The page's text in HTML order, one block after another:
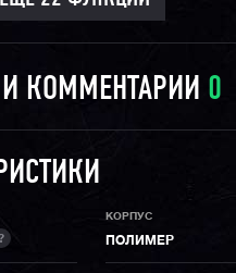
КОММЕНТАРИИ 0
КОРПУС
ПОЛИМЕР